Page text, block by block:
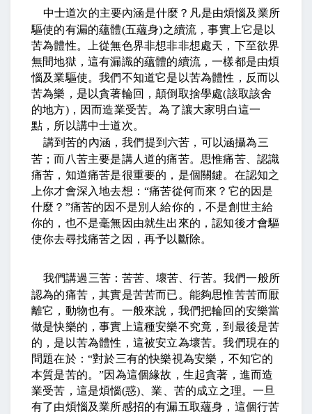
中士道次的主要內涵是什麼？凡是由煩惱及業所
驅使的有漏的蘊體(五蘊身)之續流，事實上它是以
苦為體性。上從無色界非想非非想處天，下至欲界
無間地獄，這有漏識的蘊體的續流，一樣都是由煩
惱及業驅使。我們不知道它是以苦為體性，反而以
苦為樂，是以貪著輪回，顛倒取捨學處(該取該舍
的地方)，因而造業受苦。為了讓大家明白這一
點，所以講中士道次。
講到苦的內涵，我們提到六苦，可以涵攝為三
苦；而八苦主要是講人道的痛苦。思惟痛苦、認識
痛苦，知道痛苦是很重要的，是個關鍵。在認知之
上你才會深入地去想： “痛苦從何而來？它的因是
什麼？ ”痛苦的因不是別人給你的，不是創世主給
你的，也不是毫無因由就生出來的，認知後才會驅
使你去尋找痛苦之因，再予以斷除。
我們講過三苦：苦苦、壞苦、行苦。我們一般所
認為的痛苦，其實是苦苦而已。能夠思惟苦苦而厭
離它，動物也有。一般來說，我們把輪回的安樂當
做是快樂的，事實上這種安樂不究竟，到最後是苦
的，是以苦為體性，這被安立為壞苦。我們現在的
問題在於： “對於三有的快樂視為安樂，不知它的
本質是苦的。”因為這個緣故，生起貪著，進而造
業受苦，這是煩惱(惑) 、業、苦的成立之理。一旦
有了由煩惱及業所感招的有漏五取蘊身，這個行苦